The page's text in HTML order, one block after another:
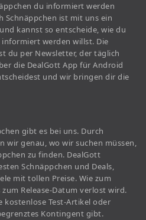
du informiert werden
Schnäppchen ist mit uns ein
kannst so entscheide, wie du
werden willst. Die
du per Newsletter, der täglich
die DealGott App für Android
und wir bringen dir die
gibt es bei uns. Durch
wir genau, wo wir suchen müssen,
zu finden. DealGott
Schnäppchen und Deals,
mit tollen Preise. Wie zum
Release-Datum verlost wird.
kostenlose Test-Artikel oder
Kontingent gibt.